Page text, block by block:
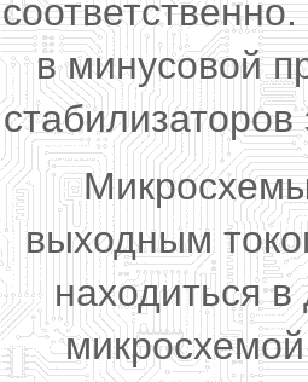
в минусовой
выходным
находиться